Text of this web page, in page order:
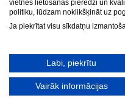
Konvents
Latvijas Koks "Biedra
Vispārējās izglītības
Valsts aizsardzības mācību
vietnes lietošanas pieredzi un
politiku, lūdzam noklikšķināt uz
Ja piekrītat visu sīkdatņu
Labi, piekrītu
Vairāk informācijas